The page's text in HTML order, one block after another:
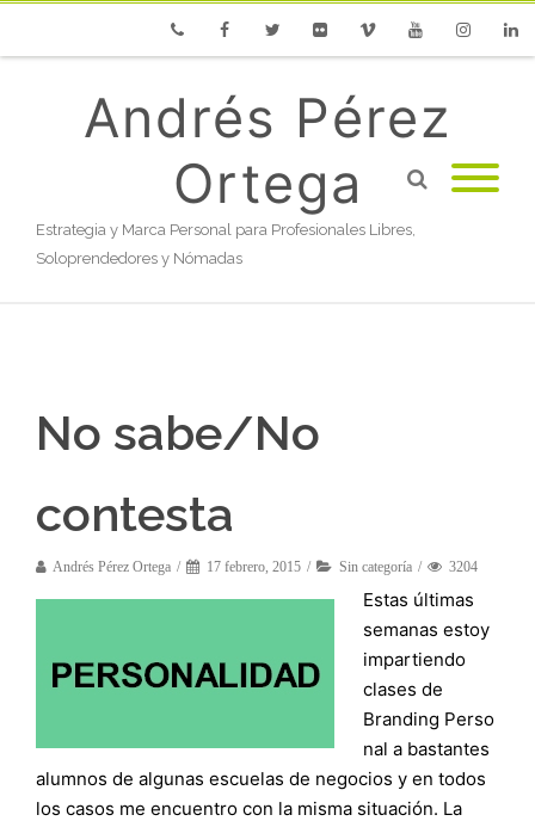
Andrés Pérez
Ortega
Estrategia y Marca Personal para Profesionales Libres,
Soloprendedores y Nómadas
No sabe/No
contesta
Andrés Pérez Ortega 17 febrero, 2015 Sin categoría 3204
Estas últimas
semanas estoy
impartiendo
clases de
Branding Perso
nal a bastantes
alumnos de algunas escuelas de negocios y en todos
los casos me encuentro con la misma situación. La